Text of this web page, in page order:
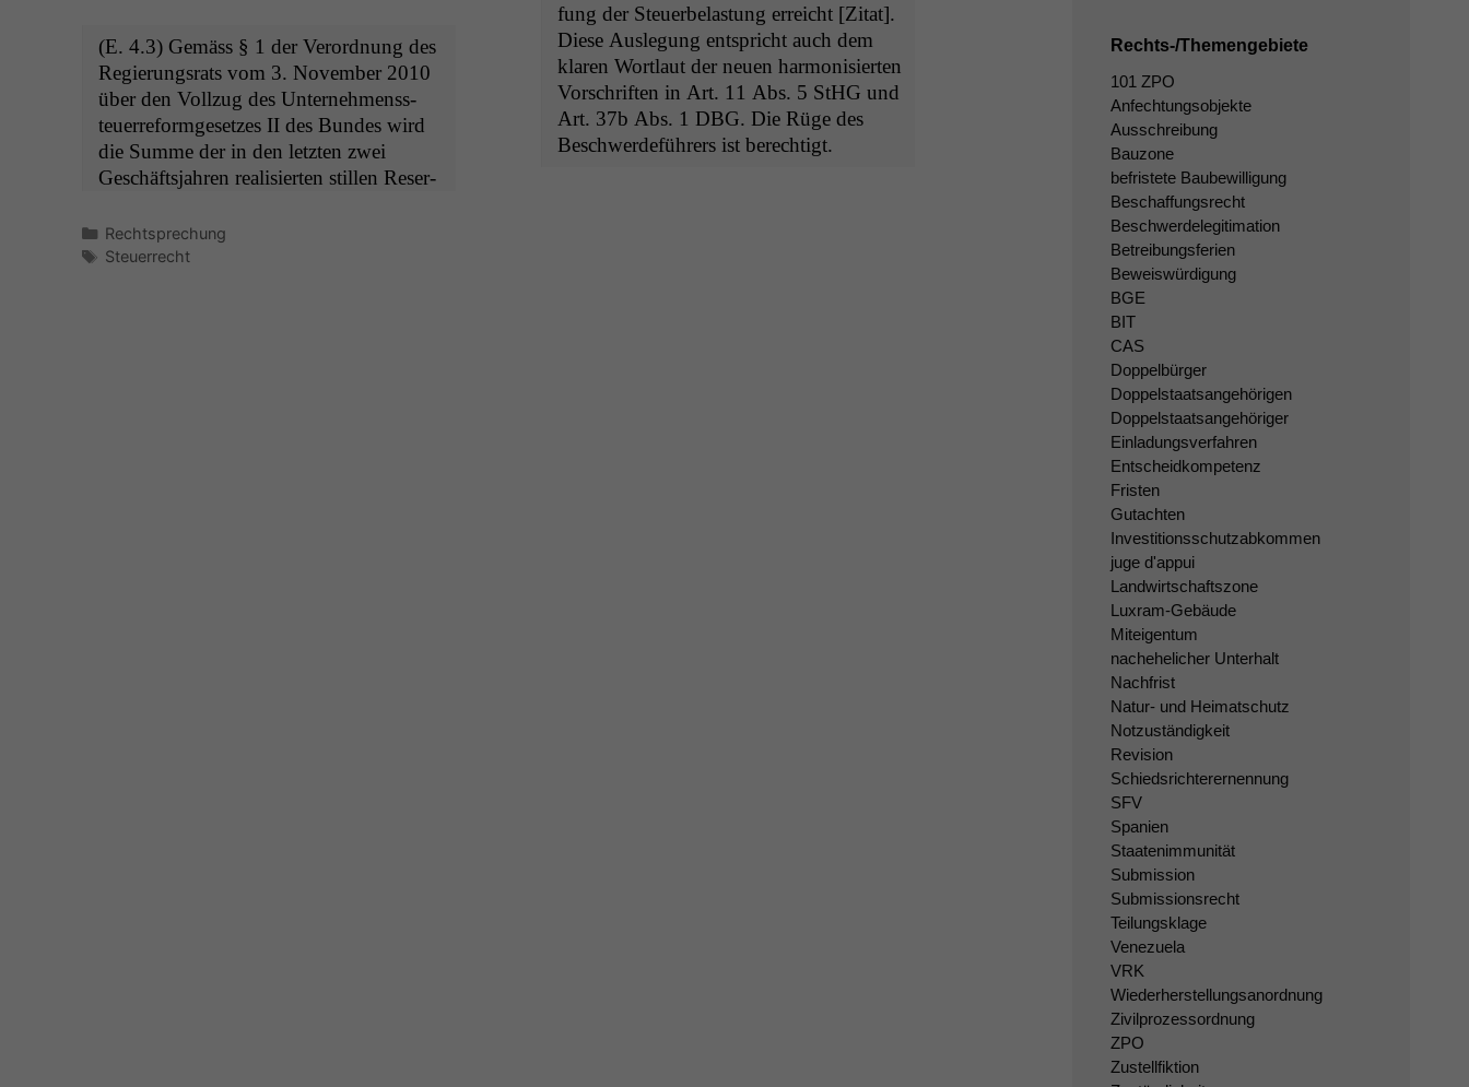
(E. 4.3) Gemäss § 1 der Verord­nung des
Regierungsrats vom 3. Novem­ber 2010
über den Vol­lzug des Unternehmenss­
teuer­refor­mge­set­zes IIdes Bun­des wird
die Summe der in den let­zten zwei
Geschäft­s­jahren real­isierten stillen Reser­
fung der Steuer­be­las­tung erre­icht [Zitat].
Diese Ausle­gung entspricht auch dem
klaren Wort­laut der neuen har­mon­isierten
Vorschriften in Art. 11 Abs. 5 StHG und
Art. 37b Abs. 1 DBG. Die Rüge des
Beschw­erde­führers ist berechtigt.
Kategorien
Rechtsprechung
Schlagwörter
Steuerrecht
Rechts-/Themengebiete
101 ZPO
Anfechtungsobjekte
Ausschreibung
Bauzone
befristete Baubewilligung
Beschaffungsrecht
Beschwerdelegitimation
Betreibungsferien
Beweiswürdigung
BGE
BIT
CAS
Doppelbürger
Doppelstaatsangehörigen
Doppelstaatsangehöriger
Einladungsverfahren
Entscheidkompetenz
Fristen
Gutachten
Investitionsschutzabkommen
juge d'appui
Landwirtschaftszone
Luxram-Gebäude
Miteigentum
nachehelicher Unterhalt
Nachfrist
Natur- und Heimatschutz
Notzuständigkeit
Revision
Schiedsrichterernennung
SFV
Spanien
Staatenimmunität
Submission
Submissionsrecht
Teilungsklage
Venezuela
VRK
Wiederherstellungsanordnung
Zivilprozessordnung
ZPO
Zustellfiktion